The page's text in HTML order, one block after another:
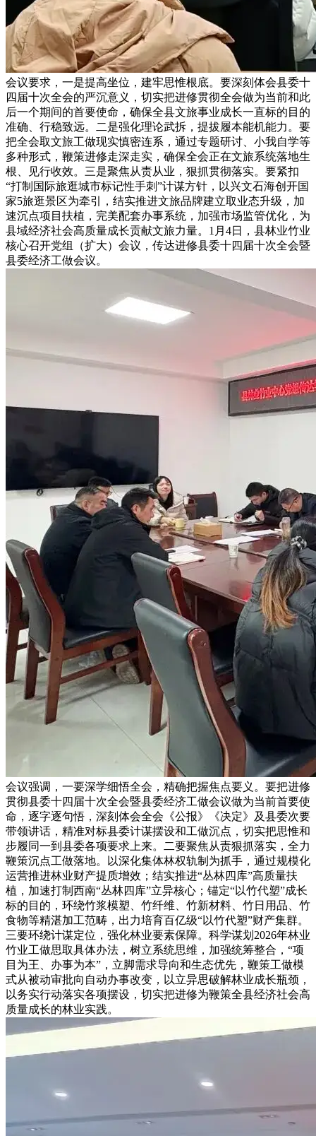
会议要求，一是提高坐位，建牢思惟根底。要深刻体会县委十
四届十次全会的严沉意义，切实把进修贯彻全会做为当前和此
后一个期间的首要使命，确保全县文旅事业成长一直标的目的
准确、行稳致远。二是强化理论武拆，提拔履本能机能力。要
把全会取文旅工做现实慎密连系，通过专题研讨、小我自学等
多种形式，鞭策进修走深走实，确保全会正在文旅系统落地生
根、见行收效。三是聚焦从责从业，狠抓贯彻落实。要紧扣
“打制国际旅逛城市标记性手刺”计谋方针，以兴文石海创开国
家5旅逛景区为牵引，结实推进文旅品牌建立取业态升级，加
速沉点项目扶植，完美配套办事系统，加强市场监管优化，为
县域经济社会高质量成长贡献文旅力量。1月4日，县林业竹业
核心召开党组（扩大）会议，传达进修县委十四届十次全会暨
县委经济工做会议。
会议强调，一要深学细悟全会，精确把握焦点要义。要把进修
贯彻县委十四届十次全会暨县委经济工做会议做为当前首要使
命，逐字逐句悟，深刻体会全会《公报》《决定》及县委次要
带领讲话，精准对标县委计谋摆设和工做沉点，切实把思惟和
步履同一到县委各项要求上来。二要聚焦从责狠抓落实，全力
鞭策沉点工做落地。以深化集体林权轨制为抓手，通过规模化
运营推进林业财产提质增效；结实推进“丛林四库”高质量扶
植，加速打制西南“丛林四库”立异核心；锚定“以竹代塑”成长
标的目的，环绕竹浆模塑、竹纤维、竹新材料、竹日用品、竹
食物等精湛加工范畴，出力培育百亿级“以竹代塑”财产集群。
三要环绕计谋定位，强化林业要素保障。科学谋划2026年林业
竹业工做思取具体办法，树立系统思维，加强统筹整合，“项
目为王、办事为本”，立脚需求导向和生态优先，鞭策工做模
式从被动审批向自动办事改变，以立异思破解林业成长瓶颈，
以务实行动落实各项摆设，切实把进修为鞭策全县经济社会高
质量成长的林业实践。